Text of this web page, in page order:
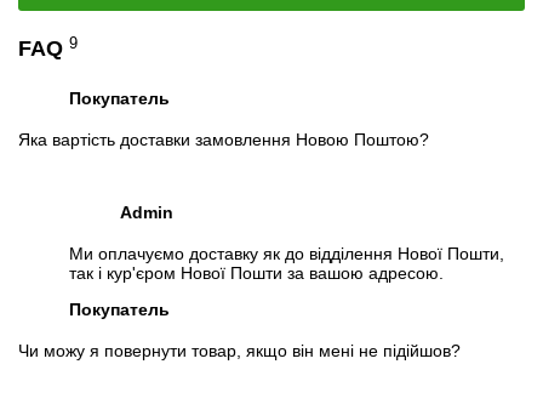
FAQ 9
Покупатель
Яка вартість доставки замовлення Новою Поштою?
Admin
Ми оплачуємо доставку як до відділення Нової Пошти,
так і кур'єром Нової Пошти за вашою адресою.
Покупатель
Чи можу я повернути товар, якщо він мені не підійшов?